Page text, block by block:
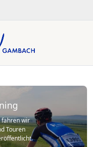
fahren wir
Touren